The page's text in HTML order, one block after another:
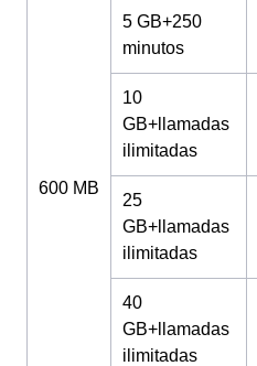
600 MB
5 GB+250
minutos
10
GB+llamadas
ilimitadas
25
GB+llamadas
ilimitadas
40
GB+llamadas
ilimitadas